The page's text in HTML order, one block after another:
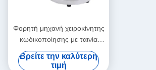
Φορητή μηχανή χειροκίνητης
κωδικοποίησης με ταινία
υψηλής ακρίβειας Αντίσταση
θερμότητας
Βρείτε την καλύτερη
τιμή